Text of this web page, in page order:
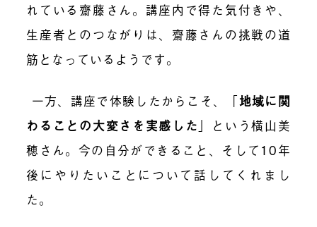
れている齋藤さん。講座内で得た気付きや、
生産者とのつながりは、齋藤さんの挑戦の道
筋となっているようです。
一方、講座で体験したからこそ、「地域に関
わることの大変さを実感した 」という横山美
穂さん。今の自分ができること、そして10年
後にやりたいことについて話してくれまし
た。